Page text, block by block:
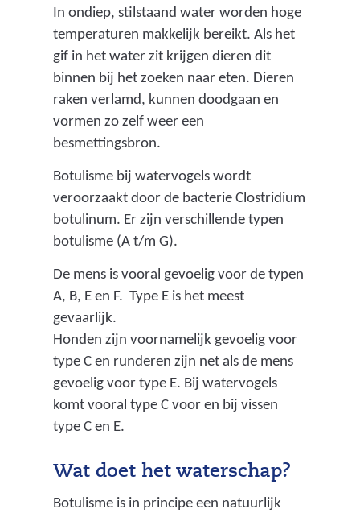
In ondiep, stilstaand water worden hoge
temperaturen makkelijk bereikt. Als het
gif in het water zit krijgen dieren dit
binnen bij het zoeken naar eten. Dieren
raken verlamd, kunnen doodgaan en
vormen zo zelf weer een
besmettingsbron.
Botulisme bij watervogels wordt
veroorzaakt door de bacterie Clostridium
botulinum. Er zijn verschillende typen
botulisme (A t/m G).
De mens is vooral gevoelig voor de typen
A, B, E en F. Type E is het meest
gevaarlijk.
Honden zijn voornamelijk gevoelig voor
type C en runderen zijn net als de mens
gevoelig voor type E. Bij watervogels
komt vooral type C voor en bij vissen
type C en E.
Wat doet het waterschap?
Botulisme is in principe een natuurlijk